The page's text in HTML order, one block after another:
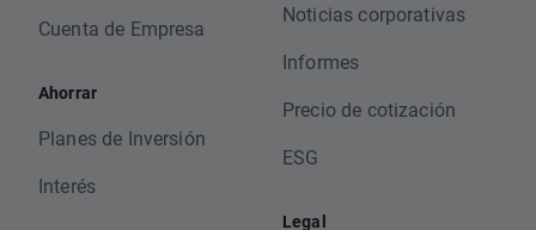
Cuenta de Empresa
Ahorrar
Planes de Inversión
Interés
Noticias corporativas
Informes
Precio de cotización
ESG
Legal